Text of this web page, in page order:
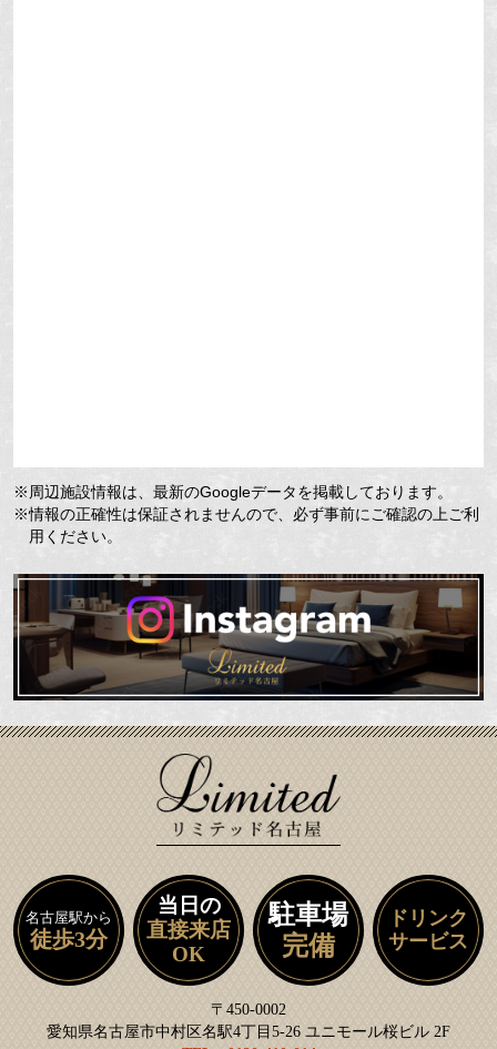
※周辺施設情報は、最新のGoogleデータを掲載しております。
※情報の正確性は保証されませんので、必ず事前にご確認の上ご利
用ください。
名古屋駅から
徒歩3分
当日の
直接来店
OK
駐車場
完備
ドリンク
サービス
〒450-0002
愛知県名古屋市中村区名駅4丁目5-26 ユニモール桜ビル 2F